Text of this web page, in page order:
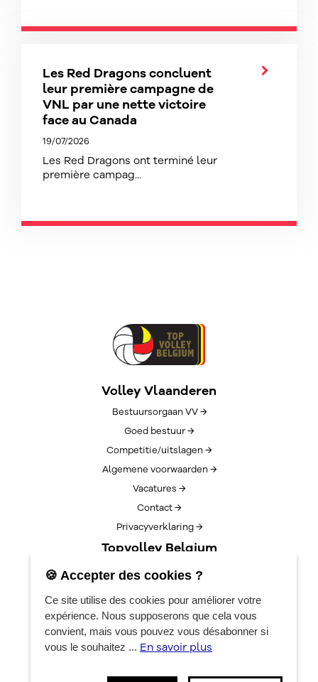
Les Red Dragons concluent
leur première campagne de
VNL par une nette victoire
face au Canada
19/07/2026
Les Red Dragons ont terminé leur
première campag...
Volley Vlaanderen
Bestuursorgaan VV →
Goed bestuur →
Competitie/uitslagen →
Algemene voorwaarden →
Vacatures →
Contact →
Privacyverklaring →
Topvolley Belgium
Over TopVolleyBelgium →
Lotto Cup Finals →
EuroVolleyCenter
Réservations →
🍪 Accepter des cookies ?
Ce site utilise des cookies pour améliorer votre
expérience. Nous supposerons que cela vous
convient, mais vous pouvez vous désabonner si
vous le souhaitez ... En savoir plus